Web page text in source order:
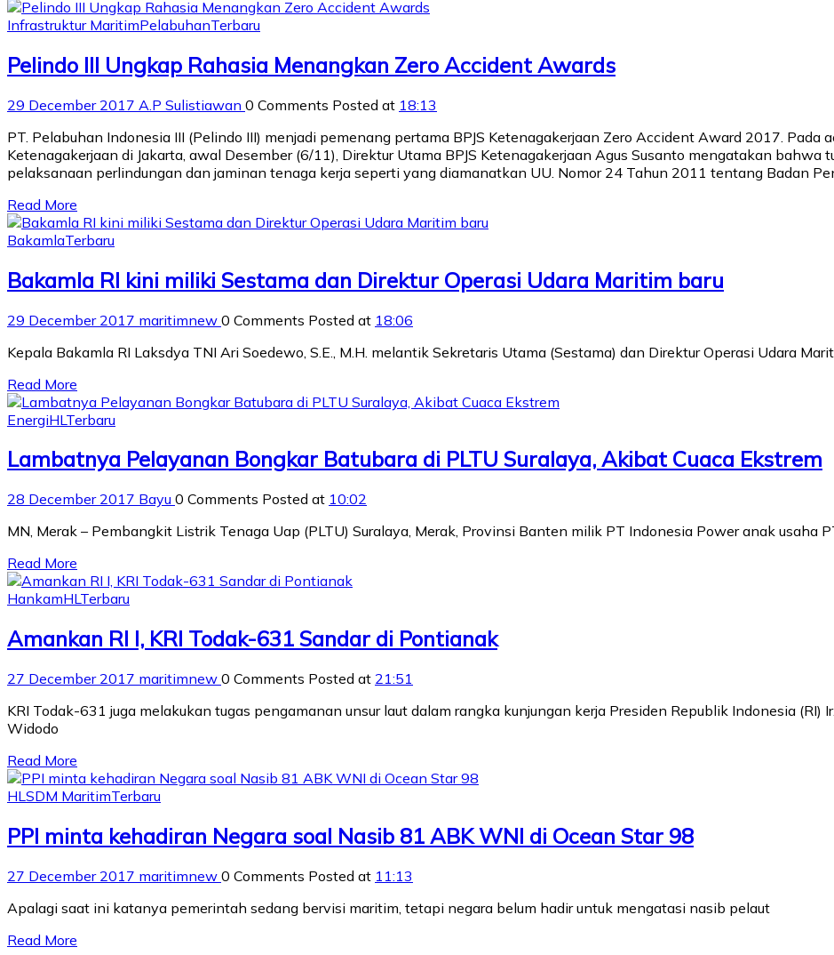
Infrastruktur MaritimPelabuhanTerbaru
Pelindo III Ungkap Rahasia Menangkan Zero Accident Awards
29 December 2017 A.P Sulistiawan 0 Comments Posted at 18:13
PT. Pelabuhan Indonesia III (Pelindo III) menjadi pemenang pertama BPJS Ketenagakerjaan Zero Accident Award 2017. Pada
Ketenagakerjaan di Jakarta, awal Desember (6/11), Direktur Utama BPJS Ketenagakerjaan Agus Susanto mengatakan
pelaksanaan perlindungan dan jaminan tenaga kerja seperti yang diamanatkan UU. Nomor 24 Tahun 2011 tentang Badan
Read More
BakamlaTerbaru
Bakamla RI kini miliki Sestama dan Direktur Operasi Udara Maritim baru
29 December 2017 maritimnew 0 Comments Posted at 18:06
Kepala Bakamla RI Laksdya TNI Ari Soedewo, S.E., M.H. melantik Sekretaris Utama (Sestama) dan Direktur Operasi Udara
Read More
EnergiHL Terbaru
Lambatnya Pelayanan Bongkar Batubara di PLTU Suralaya, Akibat Cuaca Ekstrem
28 December 2017 Bayu 0 Comments Posted at 10:02
MN, Merak – Pembangkit Listrik Tenaga Uap (PLTU) Suralaya, Merak, Provinsi Banten milik PT Indonesia Power anak usaha
Read More
HankamHLTerbaru
Amankan RI I, KRI Todak-631 Sandar di Pontianak
27 December 2017 maritimnew 0 Comments Posted at 21:51
KRI Todak-631 juga melakukan tugas pengamanan unsur laut dalam rangka kunjungan kerja Presiden Republik Indonesia (RI)
Widodo
Read More
HLSDM MaritimTerbaru
PPI minta kehadiran Negara soal Nasib 81 ABK WNI di Ocean Star 98
27 December 2017 maritimnew 0 Comments Posted at 11:13
Apalagi saat ini katanya pemerintah sedang bervisi maritim, tetapi negara belum hadir untuk mengatasi nasib pelaut
Read More